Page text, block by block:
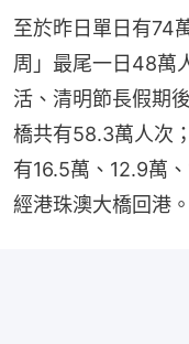
至於昨日單日有74
周」最尾一日48萬
活、清明節長假期
橋共有58.3萬人次
有16.5萬、12.9萬
經港珠澳大橋回港。